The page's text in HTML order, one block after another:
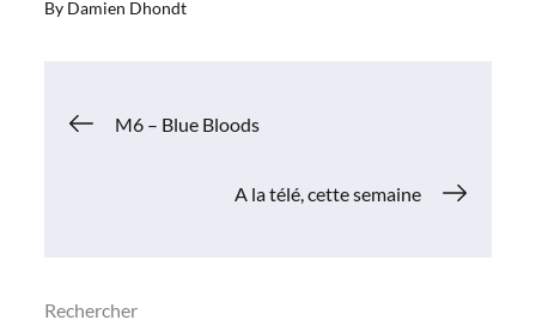
By Damien Dhondt
Navigation
M6 – Blue Bloods
A la télé, cette semaine
Rechercher